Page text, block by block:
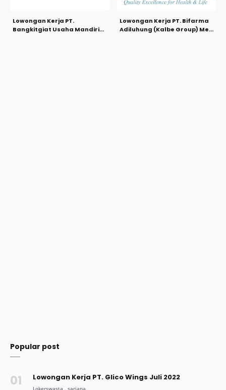
Lowongan Kerja PT.
Bangkitgiat Usaha Mandiri
Lowongan Kerja PT. Bifarma
Adiluhung (Kalbe Group) Mei
Popular post
Lowongan Kerja PT. Glico Wings Juli 2022